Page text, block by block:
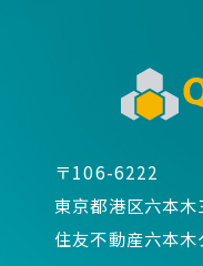
〒106-6222
東京都港区六本
住友不動産六本